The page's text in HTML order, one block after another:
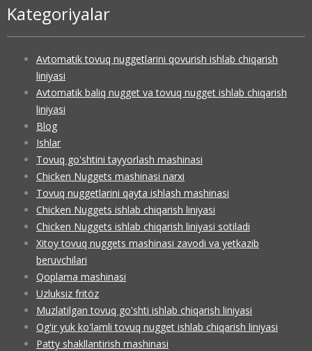
Kategoriyalar
Avtomatik tovuq nuggetlarini qovurish ishlab chiqarish
liniyasi
Avtomatik baliq nugget va tovuq nugget ishlab chiqarish
liniyasi
Blog
Ishlar
Tovuq go'shtini tayyorlash mashinasi
Chicken Nuggets mashinasi narxi
Tovuq nuggetlarini qayta ishlash mashinasi
Chicken Nuggets ishlab chiqarish liniyasi
Chicken Nuggets ishlab chiqarish liniyasi sotiladi
Xitoy tovuq nuggets mashinasi zavodi va yetkazib
beruvchilari
Qoplama mashinasi
Uzluksiz fritöz
Muzlatilgan tovuq go'shti ishlab chiqarish liniyasi
Og'ir yuk ko'lamli tovuq nugget ishlab chiqarish liniyasi
Patty shakllantirish mashinasi